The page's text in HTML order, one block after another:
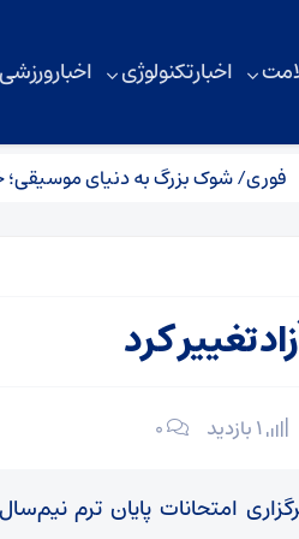
اخبار تکنولوژی اخبار ورزشی
بزرگ به دنیای موسیقی؛
تغییر کرد
۰
امتحانات پایان ترم